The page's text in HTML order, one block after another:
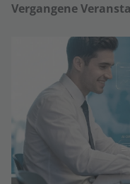
Vergangene